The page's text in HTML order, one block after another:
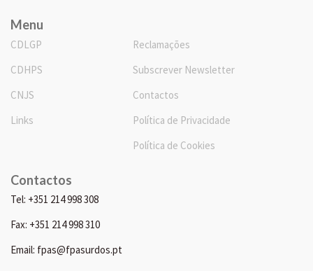
Menu
CDLGP
CDHPS
CNJS
Links
Reclamações
Subscrever Newsletter
Contactos
Política de Privacidade
Política de Cookies
Contactos
Tel: +351 214 998 308
Fax: +351 214 998 310
Email: fpas@fpasurdos.pt